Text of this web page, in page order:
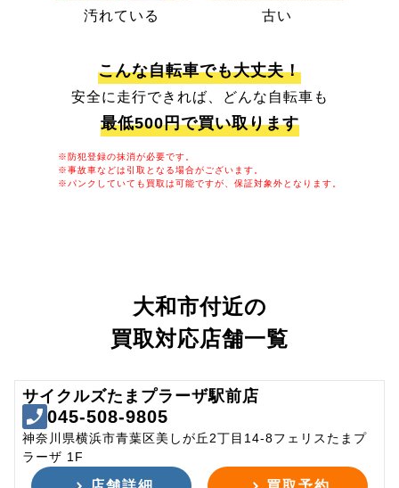
汚れている 古い
こんな自転車でも大丈夫！
安全に走行できれば、どんな自転車も
最低500円で買い取ります
※防犯登録の抹消が必要です。
※事故車などは引取となる場合がございます。
※パンクしていても買取は可能ですが、保証対象外となります。
大和市付近の
買取対応店舗一覧
サイクルズたまプラーザ駅前店
045-508-9805
神奈川県横浜市青葉区美しが丘2丁目14-8フェリスたまプ
ラーザ 1F